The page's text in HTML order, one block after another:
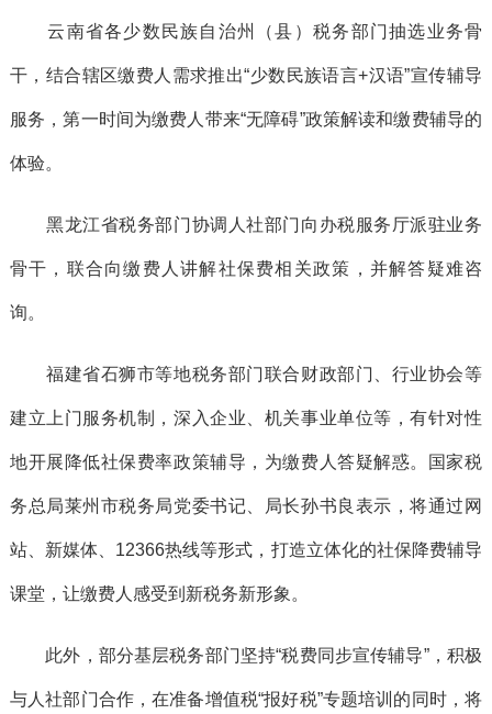
云南省各少数民族自治州（县）税务部门抽选业务骨
干，结合辖区缴费人需求推出“少数民族语言+汉语”宣传辅导
服务，第一时间为缴费人带来“无障碍”政策解读和缴费辅导的
体验。
黑龙江省税务部门协调人社部门向办税服务厅派驻业务
骨干，联合向缴费人讲解社保费相关政策，并解答疑难咨
询。
福建省石狮市等地税务部门联合财政部门、行业协会等
建立上门服务机制，深入企业、机关事业单位等，有针对性
地开展降低社保费率政策辅导，为缴费人答疑解惑。国家税
务总局莱州市税务局党委书记、局长孙书良表示，将通过网
站、新媒体、12366热线等形式，打造立体化的社保降费辅导
课堂，让缴费人感受到新税务新形象。
此外，部分基层税务部门坚持“税费同步宣传辅导”，积极
与人社部门合作，在准备增值税“报好税”专题培训的同时，将